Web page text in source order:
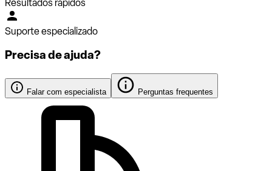
Resultados rápidos
Suporte especializado
Precisa de ajuda?
Falar com especialista Perguntas frequentes